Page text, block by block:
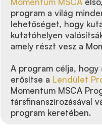
program a világ
lehetőséget, hogy
kutatóhelyen
amely részt vesz a
A program célja,
erősítse a Lendület
Momentum MSCA
társfinanszírozásával
program keretében.